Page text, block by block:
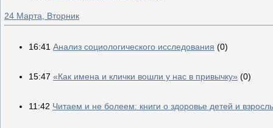
24 Марта, Вторник
16:41 Анализ социологического исследования (0)
15:47 «Как имена и клички вошли у нас в привычку» (0)
11:42 Читаем и не болеем: книги о здоровье детей и